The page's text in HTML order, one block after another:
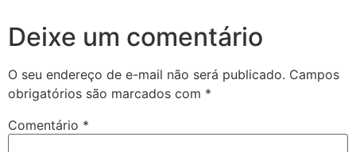
Deixe um comentário
O seu endereço de e-mail não será publicado. Campos
obrigatórios são marcados com *
Comentário *